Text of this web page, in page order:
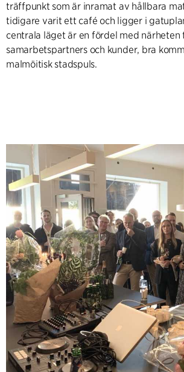
träffpunkt som är inramat av hållbara
tidigare varit ett café och ligger i
centrala läget är en fördel med närheten
samarbetspartners och kunder, bra
malmöitisk stadspuls.